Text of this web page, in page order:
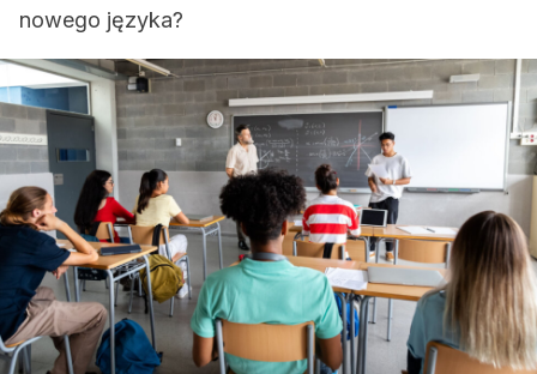
nowego języka?